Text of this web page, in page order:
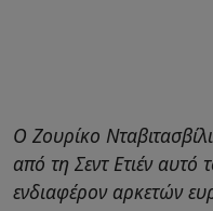
Ο Ζουρίκο
από τη Σεντ Ετιέν αυτό
ενδιαφέρον αρκετών